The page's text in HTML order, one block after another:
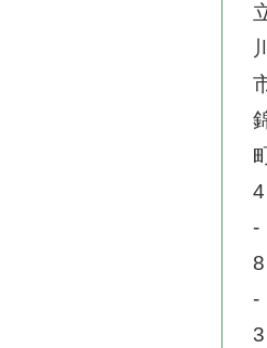
川
4
-
8
-
3